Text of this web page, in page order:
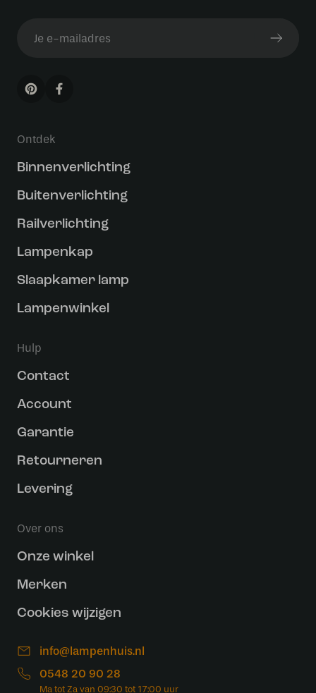
Ontdek
Binnenverlichting
Buitenverlichting
Railverlichting
Lampenkap
Slaapkamer lamp
Lampenwinkel
Hulp
Contact
Account
Garantie
Retourneren
Levering
Over ons
Onze winkel
Merken
Cookies wijzigen
info@lampenhuis.nl
0548 20 90 28